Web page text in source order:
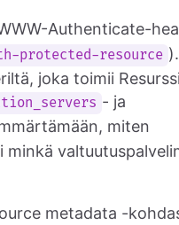
Authenticate-
protected-resource
joka toimii
- ja
miten
minkä
metadata -